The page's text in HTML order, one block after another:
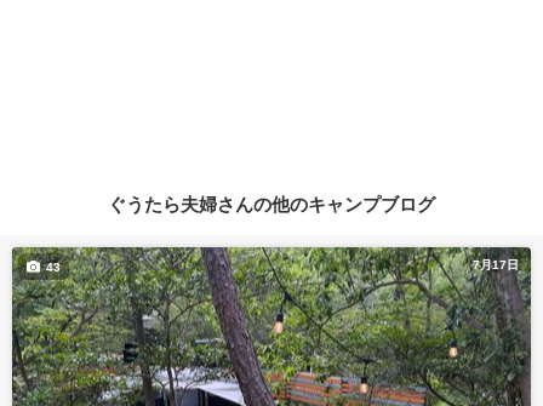
ぐうたら夫婦さんの他のキャンプブログ
7月17日
43